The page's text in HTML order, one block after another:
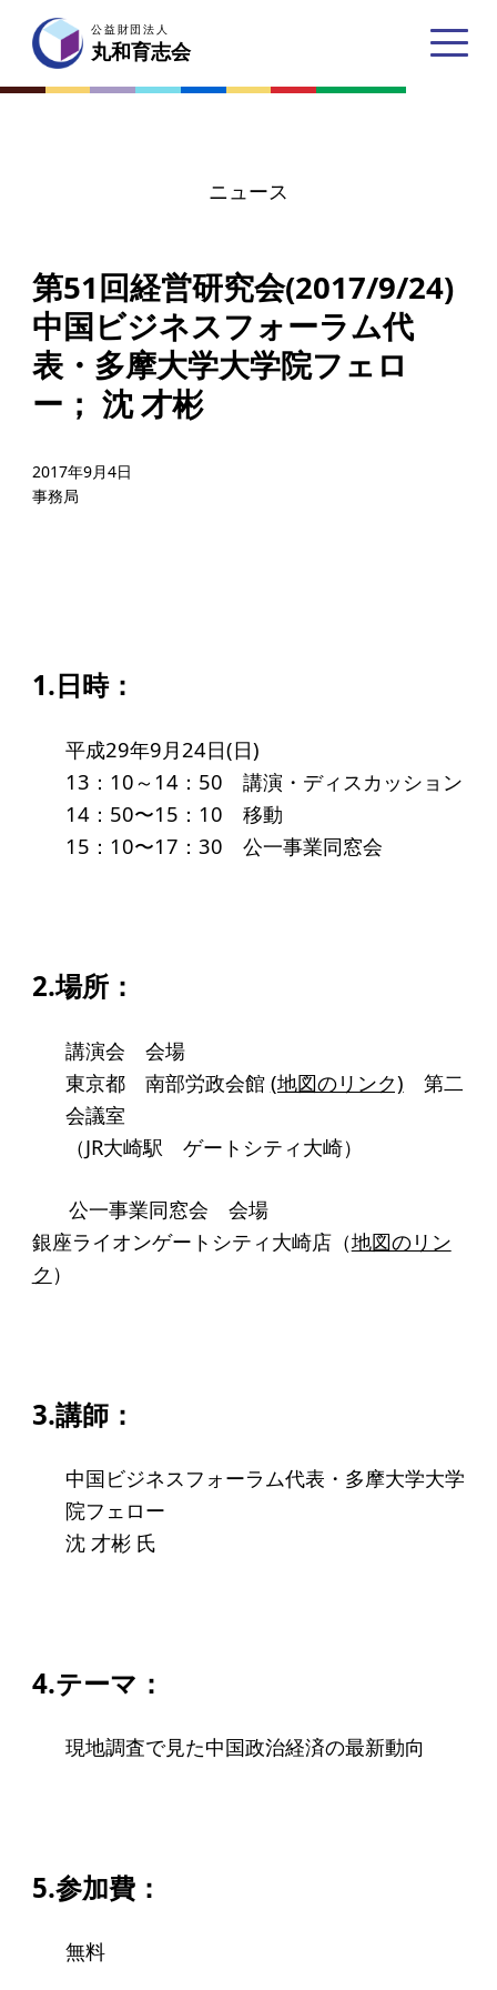
公益財団法人
丸和育志会
丸和育志会とは
理事長あいさつ
丸和育志会の目指す未来
学生のみなさんへ
起業家のみなさんへ
起業を考えている
沿革
組織
事業内容
個人情報保護方針
アクセス
給付型奨学金
事業方針
給付型奨学金とは
ソーシャルビジネス支援
ソーシャルビジネスとは
丸和育志会の考える
ソーシャルビジネス
受賞者一覧
研究会のねらい
入会案内
公益財団法人
丸和育志会
ニュース
第51回経営研究会(2017/9/24)
中国ビジネスフォーラム代
表・多摩大学大学院フェロ
ー； 沈 才彬
2017年9月4日
事務局
1.日時：
平成29年9月24日(日)
13：10～14：50 講演・ディスカッション
14：50〜15：10 移動
15：10〜17：30 公一事業同窓会
2.場所：
講演会 会場
東京都 南部労政会館 (地図のリンク) 第二
会議室
（JR大崎駅 ゲートシティ大崎）
公一事業同窓会 会場
銀座ライオンゲートシティ大崎店（地図のリン
ク ）
3.講師：
中国ビジネスフォーラム代表・多摩大学大学
院フェロー
沈 才彬 氏
4.テーマ：
現地調査で見た中国政治経済の最新動向
5.参加費：
無料